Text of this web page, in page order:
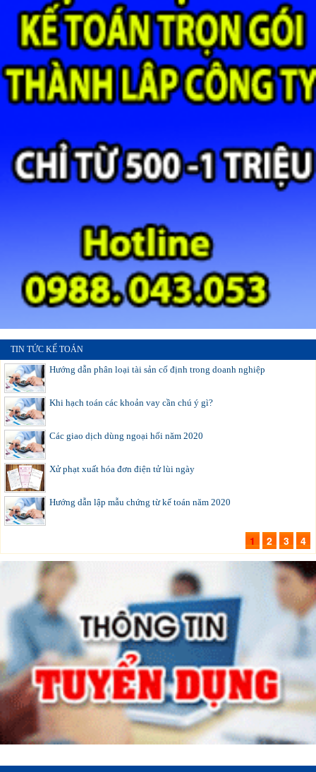
TIN TỨC KẾ TOÁN
Hướng dẫn phân loại tài sản cố định trong doanh nghiệp
Khi hạch toán các khoản vay cần chú ý gì?
Các giao dịch dùng ngoại hối năm 2020
Xử phạt xuất hóa đơn điện tử lùi ngày
Hướng dẫn lập mẫu chứng từ kế toán năm 2020
1 2 3 4